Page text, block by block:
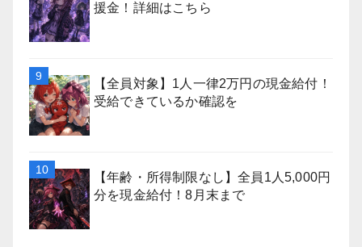
援金！詳細はこちら
【全員対象】1人一律2万円の現金給付！
受給できているか確認を
【年齢・所得制限なし】全員1人5,000円
分を現金給付！8月末まで